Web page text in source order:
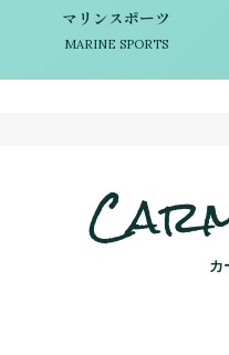
マリンスポーツ
MARINE SPORTS
カ